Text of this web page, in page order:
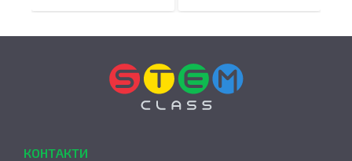
КОНТАКТИ